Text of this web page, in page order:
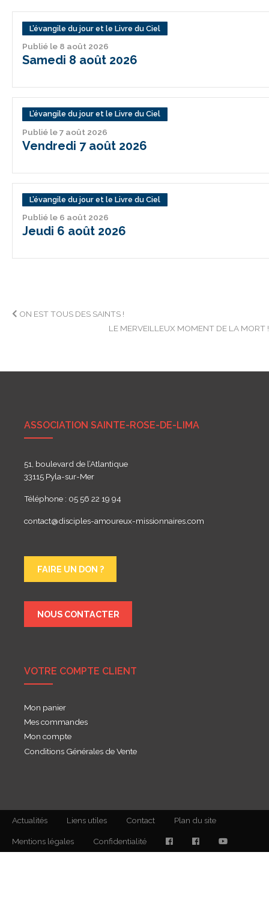
L’évangile du jour et le Livre du Ciel
Publié le 8 août 2026
Samedi 8 août 2026
L’évangile du jour et le Livre du Ciel
Publié le 7 août 2026
Vendredi 7 août 2026
L’évangile du jour et le Livre du Ciel
Publié le 6 août 2026
Jeudi 6 août 2026
Navigation
l’article
ON EST TOUS DES SAINTS !
LE MERVEILLEUX MOMENT DE LA MORT
ASSOCIATION SAINTE-ROSE-DE-LIMA
51, boulevard de l’Atlantique
33115 Pyla-sur-Mer
Téléphone : 05 56 22 19 94
contact@disciples-amoureux-missionnaires.com
FAIRE UN DON ?
NOUS CONTACTER
VOTRE COMPTE CLIENT
Mon panier
Mes commandes
Mon compte
Conditions Générales de Vente
Actualités Liens utiles Contact Plan du site
Mentions légales Confidentialité